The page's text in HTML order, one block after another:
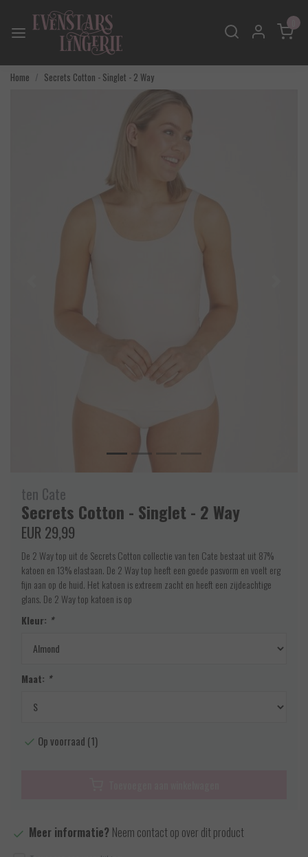
Home Secrets Cotton - Singlet - 2 Way
ten Cate
Secrets Cotton - Singlet - 2 Way
EUR 29,99
De 2 Way top uit de Secrets Cotton collectie van ten Cate bestaat uit 87%
katoen en 13% elastaan. De 2 Way top heeft een goede pasvorm en voelt erg
fijn aan op de huid. Het katoen is extreem zacht en heeft een zijdeachtige
glans. De 2 Way top katoen is op
Kleur: *
Maat: *
Op voorraad (1)
Meer informatie? Neem contact op over dit product